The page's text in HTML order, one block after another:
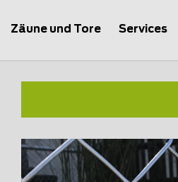
Zäune und Tore Services